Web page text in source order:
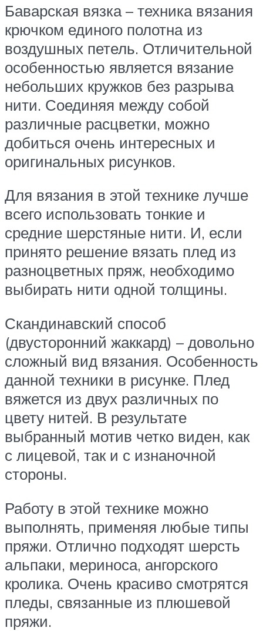
Баварская вязка – техника вязания
крючком единого полотна из
воздушных петель. Отличительной
особенностью является вязание
небольших кружков без разрыва
нити. Соединяя между собой
различные расцветки, можно
добиться очень интересных и
оригинальных рисунков.
Для вязания в этой технике лучше
всего использовать тонкие и
средние шерстяные нити. И, если
принято решение вязать плед из
разноцветных пряж, необходимо
выбирать нити одной толщины.
Скандинавский способ
(двусторонний жаккард) – довольно
сложный вид вязания. Особенность
данной техники в рисунке. Плед
вяжется из двух различных по
цвету нитей. В результате
выбранный мотив четко виден, как
с лицевой, так и с изнаночной
стороны.
Работу в этой технике можно
выполнять, применяя любые типы
пряжи. Отлично подходят шерсть
альпаки, мериноса, ангорского
кролика. Очень красиво смотрятся
пледы, связанные из плюшевой
пряжи.